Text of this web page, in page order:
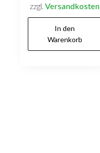
zzgl.Versandkosten
In den
Warenkorb